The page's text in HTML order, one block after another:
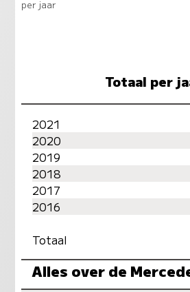
per jaar
Totaal per
2021
2020
2019
2018
2017
2016
Totaal
Alles over de